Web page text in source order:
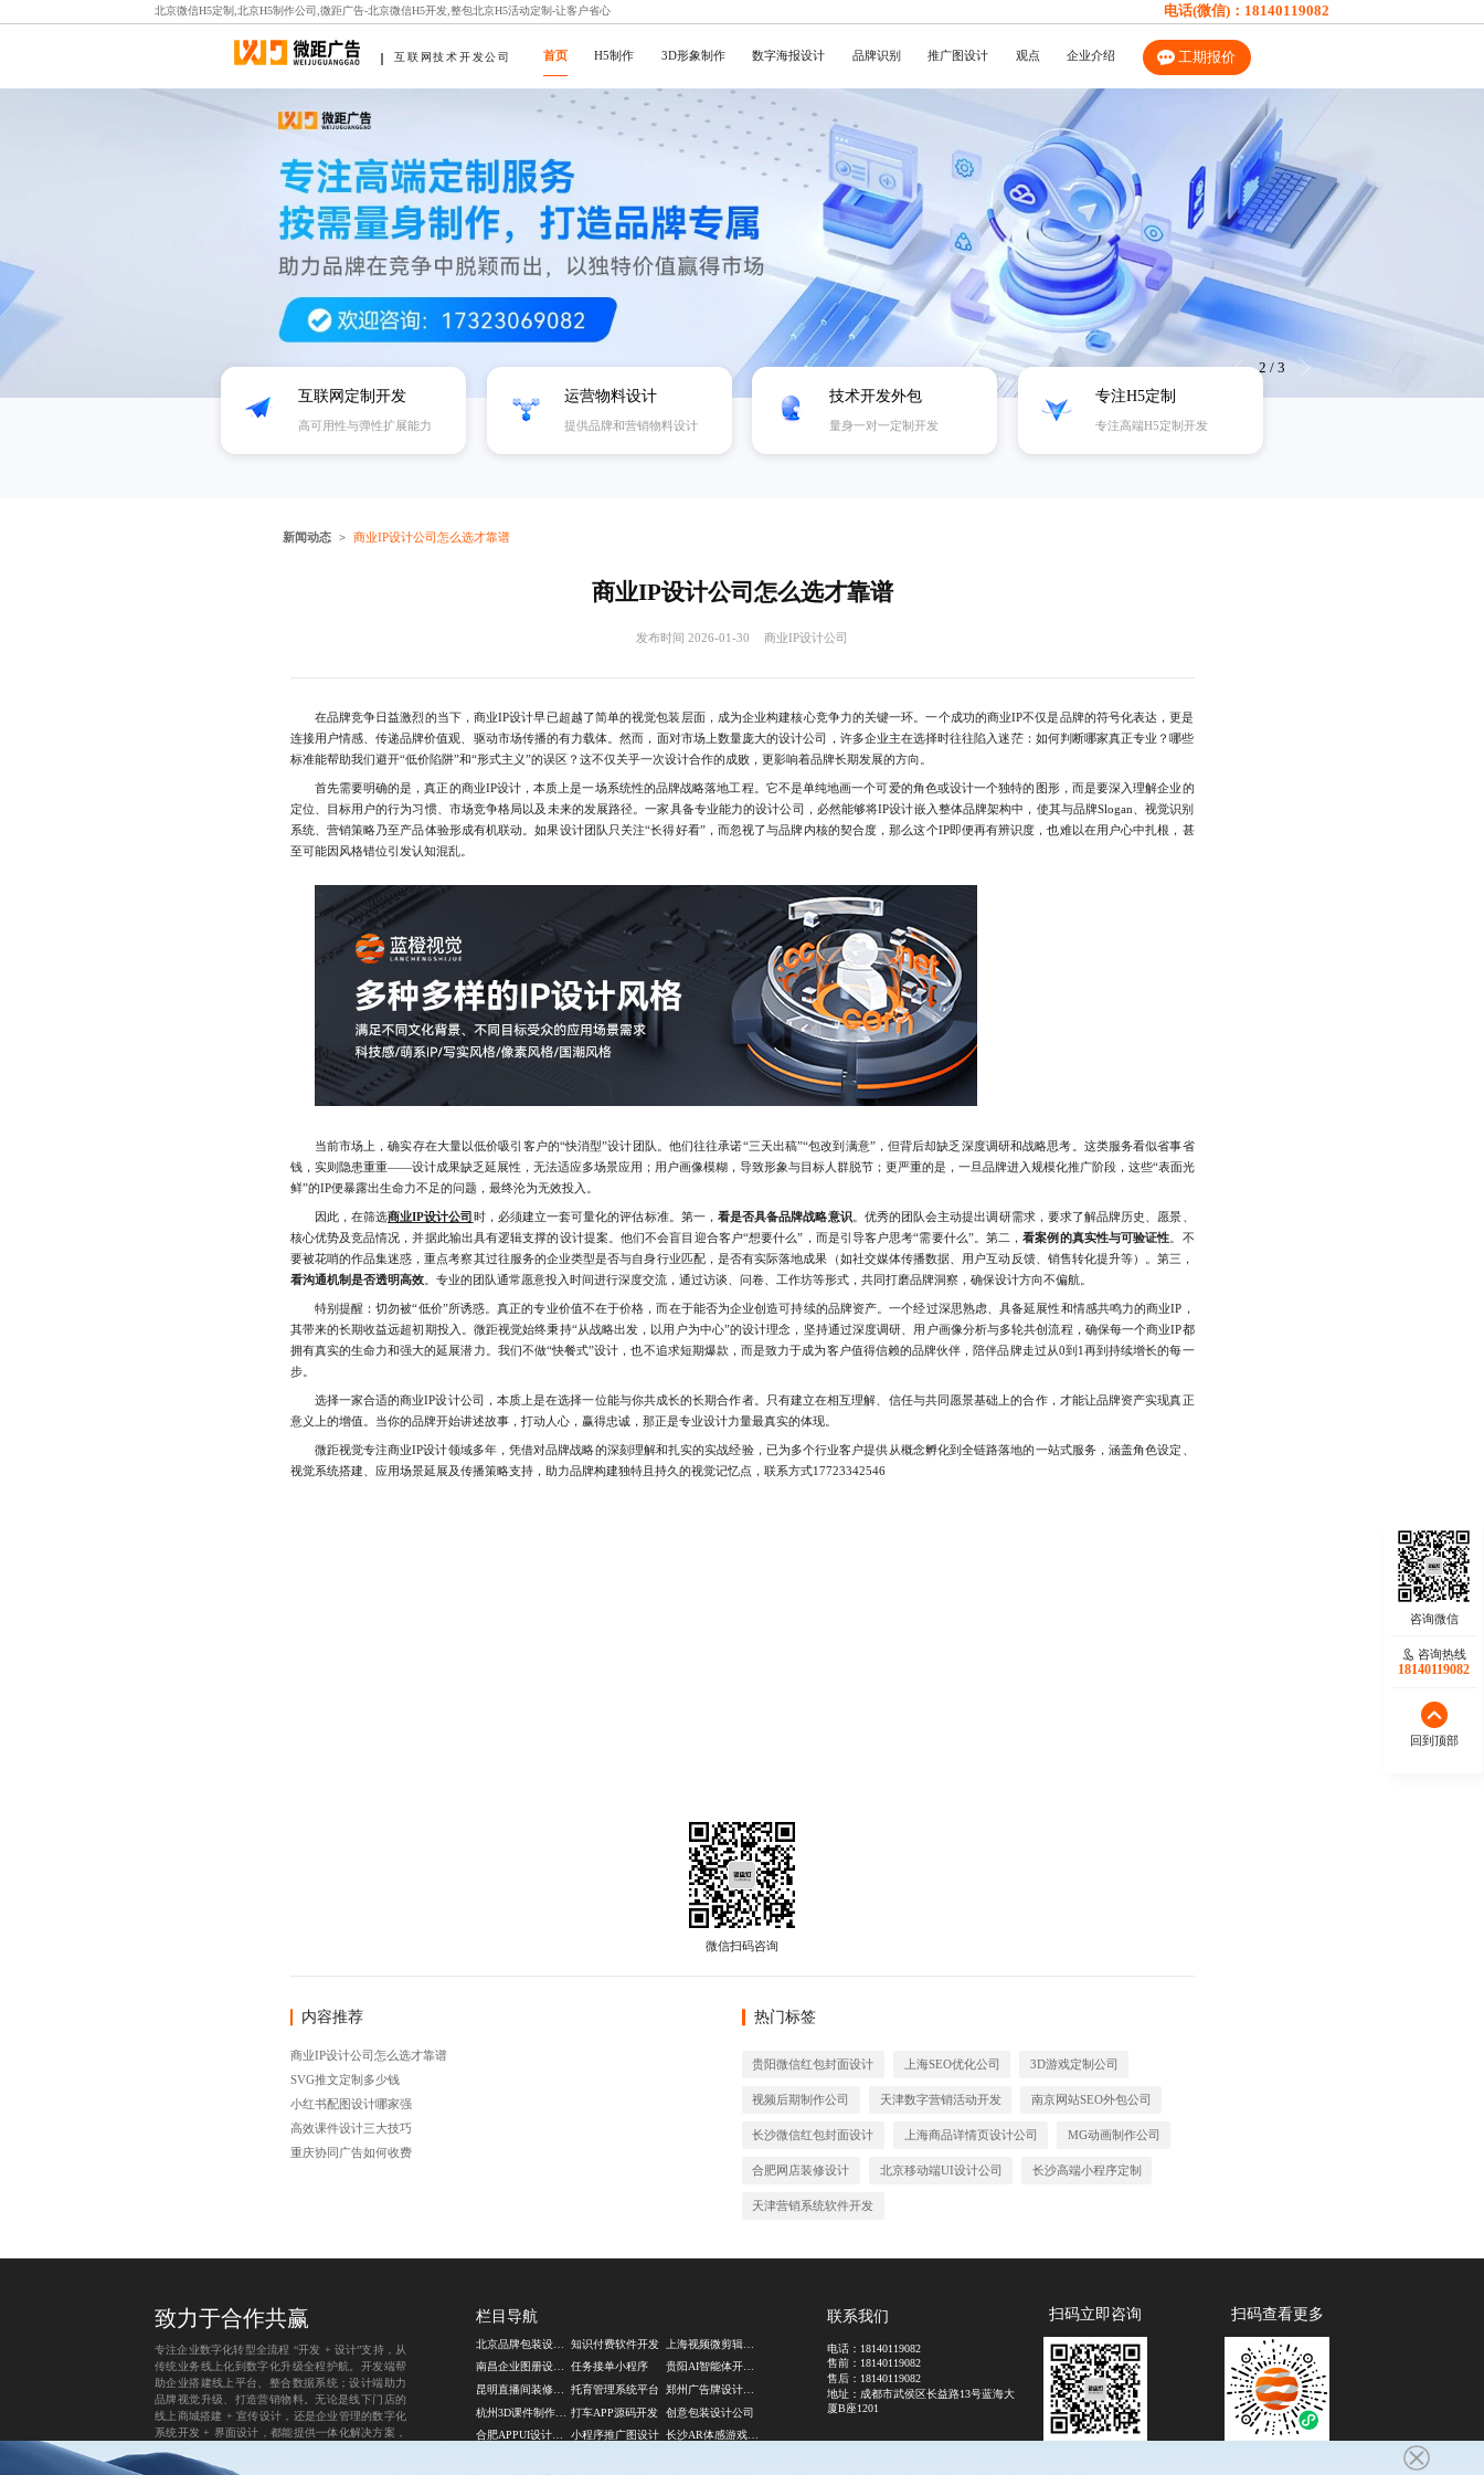
北京微信H5定制,北京H5制作公司,微距广告-北京微信H5开发,整包北京H5活动定制-让客户省心 电话(微信)： 18140119082
互联网技术开发公司 首页 H5制作 3D形象制作 数字海报设计 品牌识别 推广图设计 观点 企业介绍 工期报价
3 / 3
互联网定制开发
高可用性与弹性扩展能力‌
运营物料设计
提供品牌和营销物料设计
技术开发外包
量身一对一定制开发
专注H5定制
专注高端H5定制开发
新闻动态 商业IP设计公司怎么选才靠谱
商业IP设计公司怎么选才靠谱
发布时间 2026-01-30 商业IP设计公司
在品牌竞争日益激烈的当下，商业IP设计早已超越了简单的视觉包装层面，成为企业构建核心竞争力的关键一环。一个成功的商业IP不仅是品牌的符号化表达，更是
连接用户情感、传递品牌价值观、驱动市场传播的有力载体。然而，面对市场上数量庞大的设计公司，许多企业主在选择时往往陷入迷茫：如何判断哪家真正专业？哪些
标准能帮助我们避开“低价陷阱”和“形式主义”的误区？这不仅关乎一次设计合作的成败，更影响着品牌长期发展的方向。
首先需要明确的是，真正的商业IP设计，本质上是一场系统性的品牌战略落地工程。它不是单纯地画一个可爱的角色或设计一个独特的图形，而是要深入理解企业的
定位、目标用户的行为习惯、市场竞争格局以及未来的发展路径。一家具备专业能力的设计公司，必然能够将IP设计嵌入整体品牌架构中，使其与品牌Slogan、视觉识别
系统、营销策略乃至产品体验形成有机联动。如果设计团队只关注“长得好看”，而忽视了与品牌内核的契合度，那么这个IP即便再有辨识度，也难以在用户心中扎根，甚
至可能因风格错位引发认知混乱。
当前市场上，确实存在大量以低价吸引客户的“快消型”设计团队。他们往往承诺“三天出稿”“包改到满意”，但背后却缺乏深度调研和战略思考。这类服务看似省事省
钱，实则隐患重重——设计成果缺乏延展性，无法适应多场景应用；用户画像模糊，导致形象与目标人群脱节；更严重的是，一旦品牌进入规模化推广阶段，这些“表面光
鲜”的IP便暴露出生命力不足的问题，最终沦为无效投入。
因此，在筛选商业IP设计公司 时，必须建立一套可量化的评估标准。第一， 看是否具备品牌战略意识。优秀的团队会主动提出调研需求，要求了解品牌历史、愿景、
核心优势及竞品情况，并据此输出具有逻辑支撑的设计提案。他们不会盲目迎合客户“想要什么”，而是引导客户思考“需要什么”。第二，看案例的真实性与可验证性 。不
要被花哨的作品集迷惑，重点考察其过往服务的企业类型是否与自身行业匹配，是否有实际落地成果（如社交媒体传播数据、用户互动反馈、销售转化提升等）。第三，
看沟通机制是否透明高效。专业的团队通常愿意投入时间进行深度交流，通过访谈、问卷、工作坊等形式，共同打磨品牌洞察，确保设计方向不偏航。
特别提醒：切勿被“低价”所诱惑。真正的专业价值不在于价格，而在于能否为企业创造可持续的品牌资产。一个经过深思熟虑、具备延展性和情感共鸣力的商业IP，
其带来的长期收益远超初期投入。微距视觉始终秉持“从战略出发，以用户为中心”的设计理念，坚持通过深度调研、用户画像分析与多轮共创流程，确保每一个商业IP都
拥有真实的生命力和强大的延展潜力。我们不做“快餐式”设计，也不追求短期爆款，而是致力于成为客户值得信赖的品牌伙伴，陪伴品牌走过从0到1再到持续增长的每一
步。
选择一家合适的商业IP设计公司，本质上是在选择一位能与你共成长的长期合作者。只有建立在相互理解、信任与共同愿景基础上的合作，才能让品牌资产实现真正
意义上的增值。当你的品牌开始讲述故事，打动人心，赢得忠诚，那正是专业设计力量最真实的体现。
微距视觉专注商业IP设计领域多年，凭借对品牌战略的深刻理解和扎实的实战经验，已为多个行业客户提供从概念孵化到全链路落地的一站式服务，涵盖角色设定、
视觉系统搭建、应用场景延展及传播策略支持，助力品牌构建独特且持久的视觉记忆点，联系方式17723342546
内容推荐
商业IP设计公司怎么选才靠谱
SVG推文定制多少钱
小红书配图设计哪家强
高效课件设计三大技巧
重庆协同广告如何收费
热门标签
贵阳微信红包封面设计 上海SEO优化公司 3D游戏定制公司
视频后期制作公司 天津数字营销活动开发 南京网站SEO外包公司
长沙微信红包封面设计 上海商品详情页设计公司 MG动画制作公司
合肥网店装修设计 北京移动端UI设计公司 长沙高端小程序定制
天津营销系统软件开发
咨询热线
18140119082
回到顶部
致力于合作共赢
专注企业数字化转型全流程 “开发 + 设计”支持，从
传统业务线上化到数字化升级全程护航。开发端帮
助企业搭建线上平台、整合数据系统；设计端助力
品牌视觉升级、打造营销物料。无论是线下门店的
线上商城搭建 + 宣传设计，还是企业管理的数字化
系统开发 + 界面设计，都能提供一体化解决方案，
栏目导航
南昌企业图册设计公司
合肥APPUI设计公司
知识付费软件开发
任务接单小程序
托育管理系统平台
打车APP源码开发
小程序推广图设计
上海视频微剪辑公司
贵阳AI智能体开发公司
郑州广告牌设计公司
创意包装设计公司
长沙AR体感游戏定制
联系我们
电话： 18140119082
售前： 18140119082
售后： 18140119082
地址：成都市武侯区长益路13号蓝海大
厦B座1201
扫码立即咨询 扫码查看更多